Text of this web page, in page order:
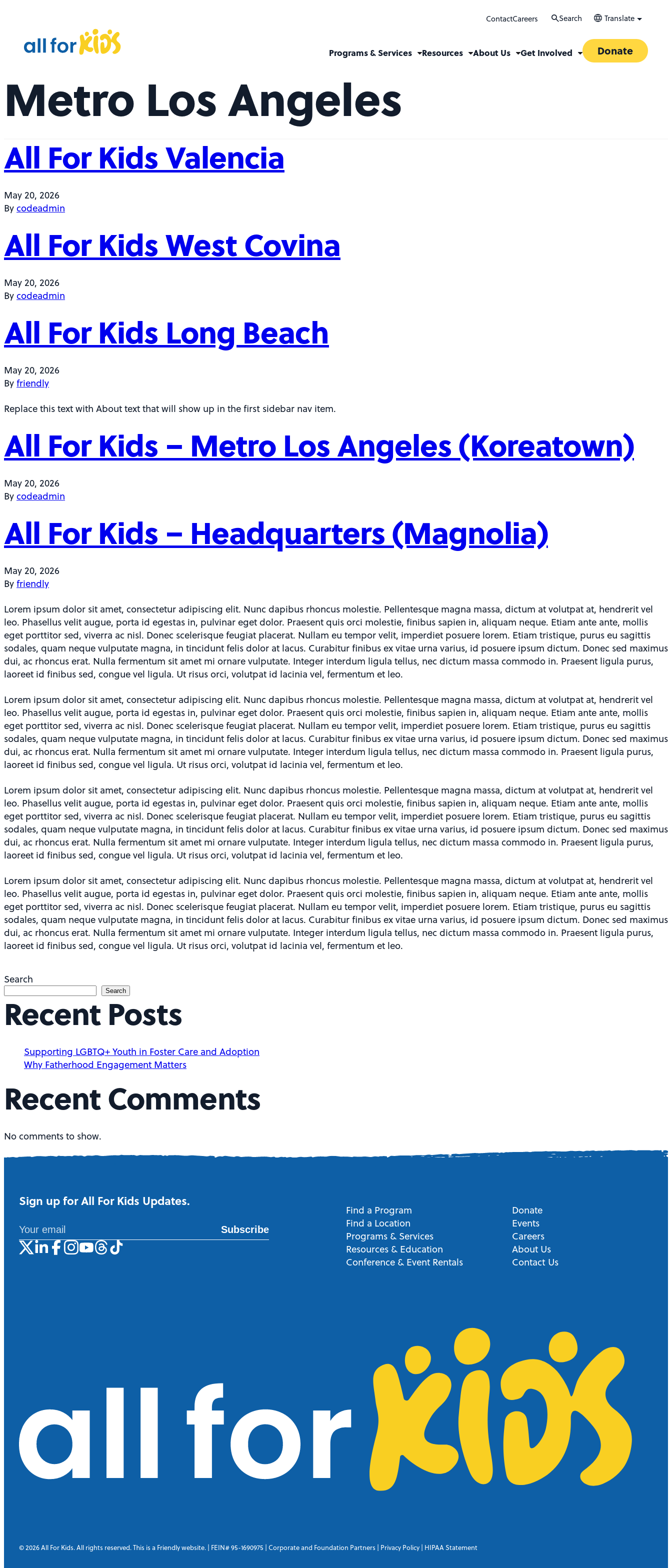
ContactCareers Search Translate
l
l
r
K
Programs & Services Resources About Us Get Involved Donate
Metro Los Angeles
All For Kids Valencia
May 20, 2026
Bycodeadmin
All For Kids West Covina
May 20, 2026
Bycodeadmin
All For Kids Long Beach
May 20, 2026
Byfriendly
Replace this text with About text that will show up in the first sidebar nav item.
All For Kids – Metro Los Angeles (Koreatown)
May 20, 2026
Bycodeadmin
All For Kids – Headquarters (Magnolia)
May 20, 2026
Byfriendly
Lorem ipsum dolor sit amet, consectetur adipiscing elit. Nunc dapibus rhoncus molestie. Pellentesque magna massa, dictum at volutpat at, hendrerit vel
leo. Phasellus velit augue, porta id egestas in, pulvinar eget dolor. Praesent quis orci molestie, finibus sapien in, aliquam neque. Etiam ante ante, mollis
eget porttitor sed, viverra ac nisl. Donec scelerisque feugiat placerat. Nullam eu tempor velit, imperdiet posuere lorem. Etiam tristique, purus eu sagittis
sodales, quam neque vulputate magna, in tincidunt felis dolor at lacus. Curabitur finibus ex vitae urna varius, id posuere ipsum dictum. Donec sed maximus
dui, ac rhoncus erat. Nulla fermentum sit amet mi ornare vulputate. Integer interdum ligula tellus, nec dictum massa commodo in. Praesent ligula purus,
laoreet id finibus sed, congue vel ligula. Ut risus orci, volutpat id lacinia vel, fermentum et leo.
Lorem ipsum dolor sit amet, consectetur adipiscing elit. Nunc dapibus rhoncus molestie. Pellentesque magna massa, dictum at volutpat at, hendrerit vel
leo. Phasellus velit augue, porta id egestas in, pulvinar eget dolor. Praesent quis orci molestie, finibus sapien in, aliquam neque. Etiam ante ante, mollis
eget porttitor sed, viverra ac nisl. Donec scelerisque feugiat placerat. Nullam eu tempor velit, imperdiet posuere lorem. Etiam tristique, purus eu sagittis
sodales, quam neque vulputate magna, in tincidunt felis dolor at lacus. Curabitur finibus ex vitae urna varius, id posuere ipsum dictum. Donec sed maximus
dui, ac rhoncus erat. Nulla fermentum sit amet mi ornare vulputate. Integer interdum ligula tellus, nec dictum massa commodo in. Praesent ligula purus,
laoreet id finibus sed, congue vel ligula. Ut risus orci, volutpat id lacinia vel, fermentum et leo.
Lorem ipsum dolor sit amet, consectetur adipiscing elit. Nunc dapibus rhoncus molestie. Pellentesque magna massa, dictum at volutpat at, hendrerit vel
leo. Phasellus velit augue, porta id egestas in, pulvinar eget dolor. Praesent quis orci molestie, finibus sapien in, aliquam neque. Etiam ante ante, mollis
eget porttitor sed, viverra ac nisl. Donec scelerisque feugiat placerat. Nullam eu tempor velit, imperdiet posuere lorem. Etiam tristique, purus eu sagittis
sodales, quam neque vulputate magna, in tincidunt felis dolor at lacus. Curabitur finibus ex vitae urna varius, id posuere ipsum dictum. Donec sed maximus
dui, ac rhoncus erat. Nulla fermentum sit amet mi ornare vulputate. Integer interdum ligula tellus, nec dictum massa commodo in. Praesent ligula purus,
laoreet id finibus sed, congue vel ligula. Ut risus orci, volutpat id lacinia vel, fermentum et leo.
Lorem ipsum dolor sit amet, consectetur adipiscing elit. Nunc dapibus rhoncus molestie. Pellentesque magna massa, dictum at volutpat at, hendrerit vel
leo. Phasellus velit augue, porta id egestas in, pulvinar eget dolor. Praesent quis orci molestie, finibus sapien in, aliquam neque. Etiam ante ante, mollis
eget porttitor sed, viverra ac nisl. Donec scelerisque feugiat placerat. Nullam eu tempor velit, imperdiet posuere lorem. Etiam tristique, purus eu sagittis
sodales, quam neque vulputate magna, in tincidunt felis dolor at lacus. Curabitur finibus ex vitae urna varius, id posuere ipsum dictum. Donec sed maximus
dui, ac rhoncus erat. Nulla fermentum sit amet mi ornare vulputate. Integer interdum ligula tellus, nec dictum massa commodo in. Praesent ligula purus,
laoreet id finibus sed, congue vel ligula. Ut risus orci, volutpat id lacinia vel, fermentum et leo.
Search
Search
Recent Posts
Supporting LGBTQ+ Youth in Foster Care and Adoption
Why Fatherhood Engagement Matters
Recent Comments
No comments to show.
Sign up for All For Kids Updates.
Subscribe
Find a Program
Find a Location
Programs & Services
Resources & Education
Conference & Event Rentals
Donate
Events
Careers
About Us
Contact Us
l
F
o
© 2026All For Kids. All rights reserved.This is a Friendly website. | FEIN# 95-1690975 | Corporate and Foundation Partners | Privacy Policy | HIPAA Statement